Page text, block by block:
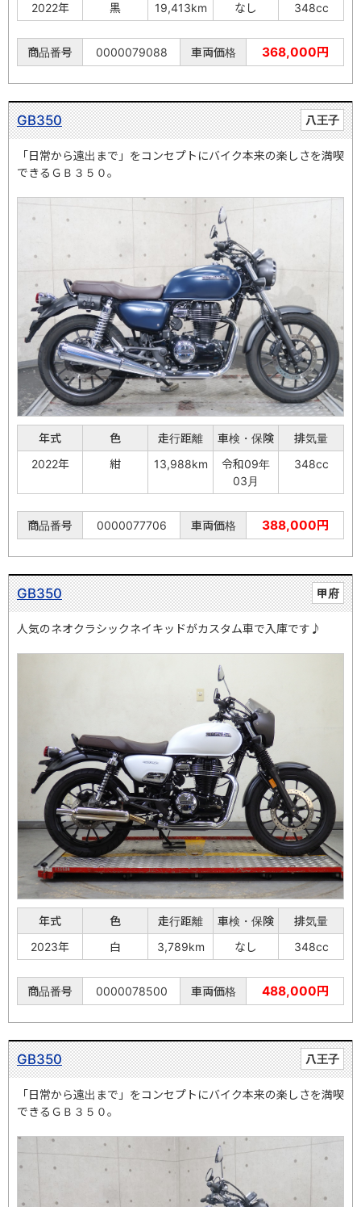
2022年
黒 19,413km なし 348cc
商品番号 0000079088 車両価格 368,000円
八王子
GB350
「日常から遠出まで」をコンセプトにバイク本来の楽しさを満喫
できるＧＢ３５０。
年式 色 走行距離 車検・保険
排気量
2022年
紺 13,988km
令和09年
03月
348cc
商品番号 0000077706 車両価格 388,000円
甲府
GB350
人気のネオクラシックネイキッドがカスタム車で入庫です♪
年式 色 走行距離 車検・保険
排気量
2023年
白 3,789km なし 348cc
商品番号 0000078500 車両価格 488,000円
八王子
GB350
「日常から遠出まで」をコンセプトにバイク本来の楽しさを満喫
できるＧＢ３５０。